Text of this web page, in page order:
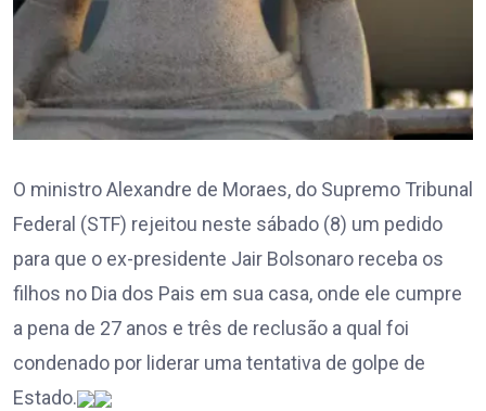
O ministro Alexandre de Moraes, do Supremo Tribunal
Federal (STF) rejeitou neste sábado (8) um pedido
para que o ex-presidente Jair Bolsonaro receba os
filhos no Dia dos Pais em sua casa, onde ele cumpre
a pena de 27 anos e três de reclusão a qual foi
condenado por liderar uma tentativa de golpe de
Estado.